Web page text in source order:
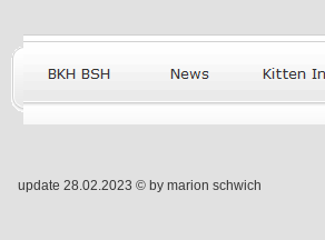
update 28.02.2023 © by marion schwich